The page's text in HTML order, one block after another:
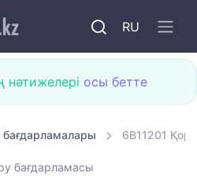
RU
нәтижелері осы бетте
бағдарламалары 6B11201
бағдарламасы